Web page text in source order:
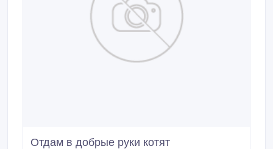
Отдам в добрые руки котят